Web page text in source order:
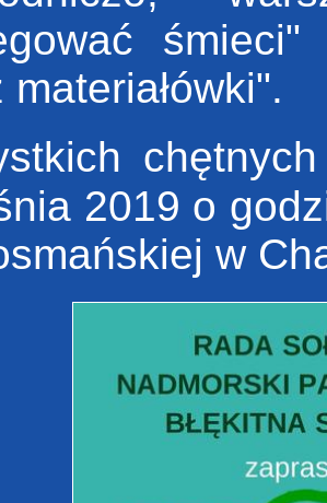
materiałówki".
2019 o
w